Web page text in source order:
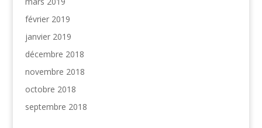
février 2019
janvier 2019
décembre 2018
novembre 2018
octobre 2018
septembre 2018